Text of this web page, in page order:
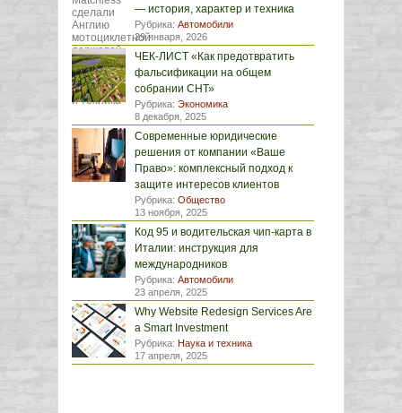
— история, характер и техника
Рубрика: Автомобили
29 января, 2026
ЧЕК-ЛИСТ «Как предотвратить
фальсификации на общем
собрании СНТ»
Рубрика: Экономика
8 декабря, 2025
Современные юридические
решения от компании «Ваше
Право»: комплексный подход к
защите интересов клиентов
Рубрика: Общество
13 ноября, 2025
Код 95 и водительская чип-карта в
Италии: инструкция для
международников
Рубрика: Автомобили
23 апреля, 2025
Why Website Redesign Services Are
a Smart Investment
Рубрика: Наука и техника
17 апреля, 2025